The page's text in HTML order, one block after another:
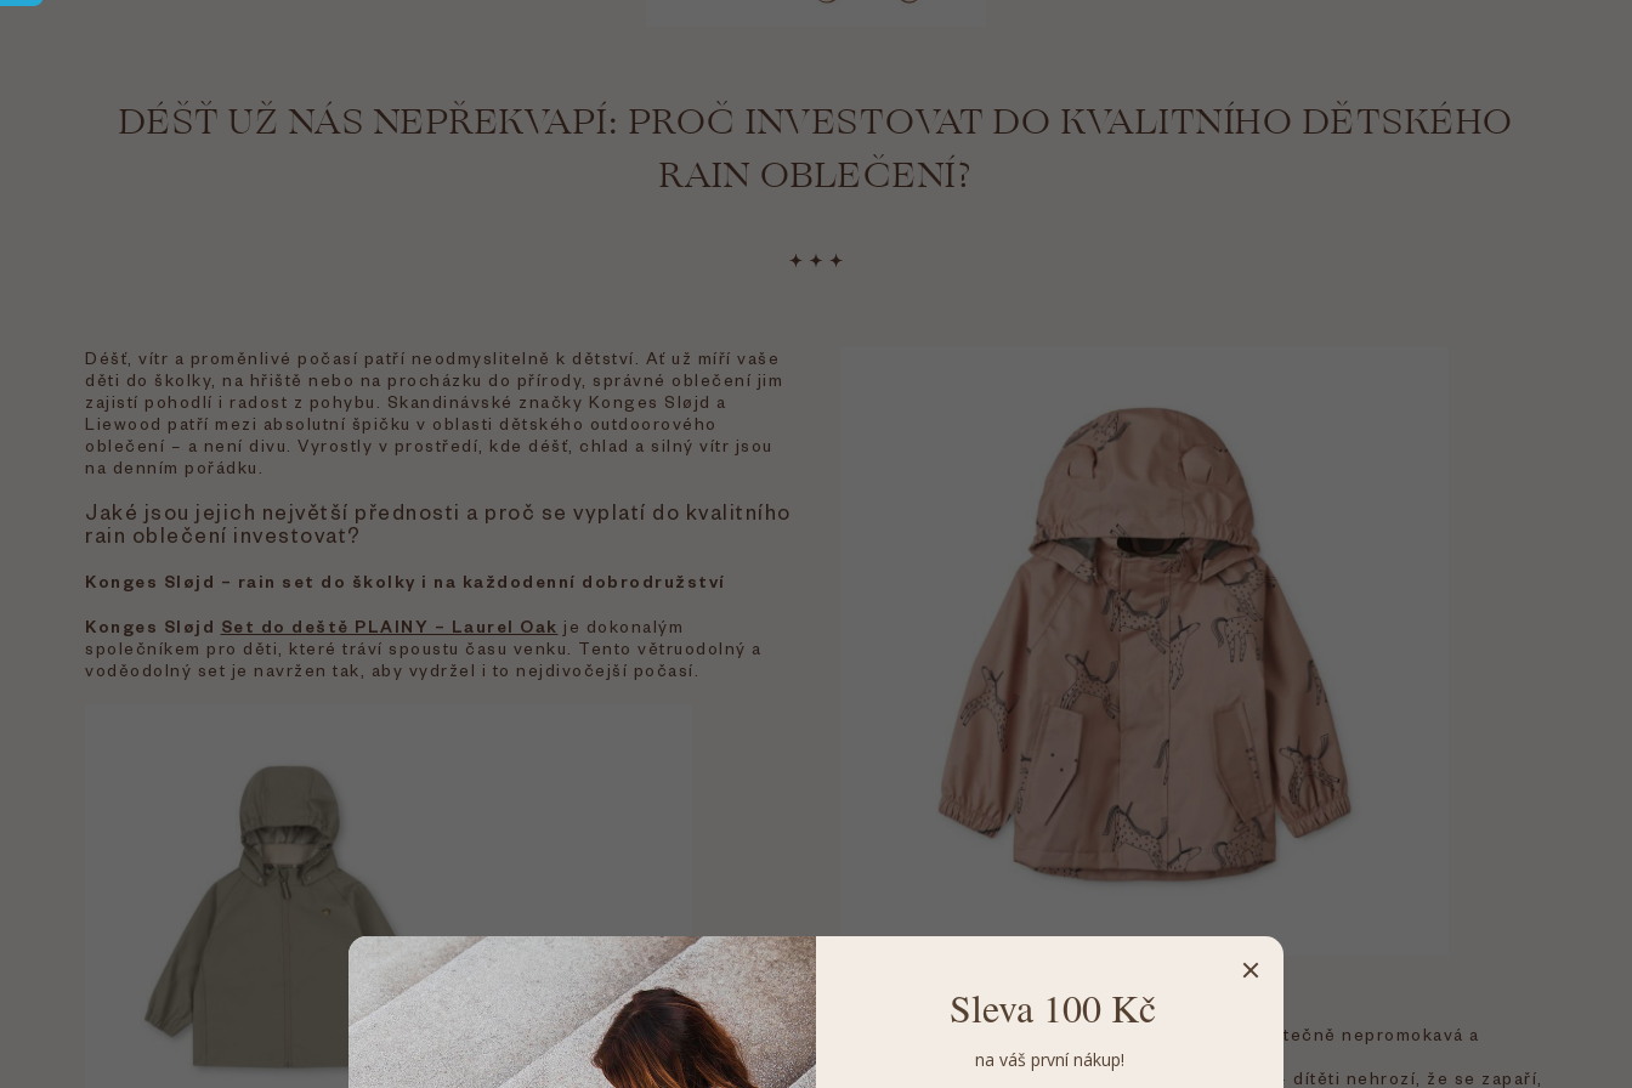
DÉŠŤ UŽ NÁS NEPŘEKVAPÍ: PROČ INVESTOVAT DO KVALITNÍHO DĚTSKÉHO
RAIN OBLEČENÍ?
Déšť, vítr a proměnlivé počasí patří neodmyslitelně k dětství. Ať už míří vaše
děti do školky, na hřiště nebo na procházku do přírody, správné oblečení jim
zajistí pohodlí i radost z pohybu. Skandinávské značky Konges Sløjd a
Liewood patří mezi absolutní špičku v oblasti dětského outdoorového
oblečení – a není divu. Vyrostly v prostředí, kde déšť, chlad a silný vítr jsou
na denním pořádku.
Jaké jsou jejich největší přednosti a proč se vyplatí do kvalitního
rain oblečení investovat?
Konges Sløjd – rain set do školky i na každodenní dobrodružství
Konges Sløjd Set do deště PLAINY – Laurel Oak je dokonalým
společníkem pro děti, které tráví spoustu času venku. Tento větruodolný a
voděodolný set je navržen tak, aby vydržel i to nejdivočejší počasí.
– bunda je skutečně nepromokavá a
připravená i na dlouhodobý déšť.
Prodyšnost a větrací otvory v podpaží
– dítěti nehrozí, že se zapaří,
Sleva 100 Kč
na váš první nákup!